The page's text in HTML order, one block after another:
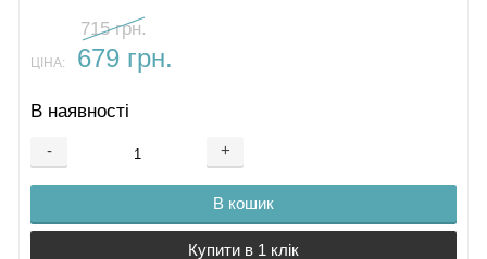
715 грн.
ЦІНА: 679 грн.
В наявності
- +
В кошик
Купити в 1 клік